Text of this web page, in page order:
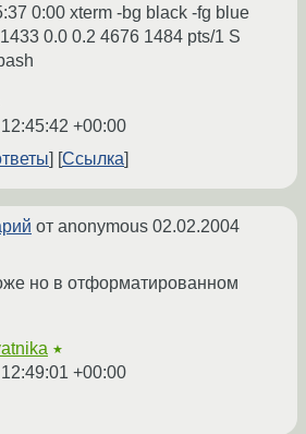
0:00 xterm -bg black -fg blue
0.0 0.2 4676 1484 pts/1 S
+00:00
Ссылка
от anonymous 02.02.2004
но в отформатированном
★
+00:00